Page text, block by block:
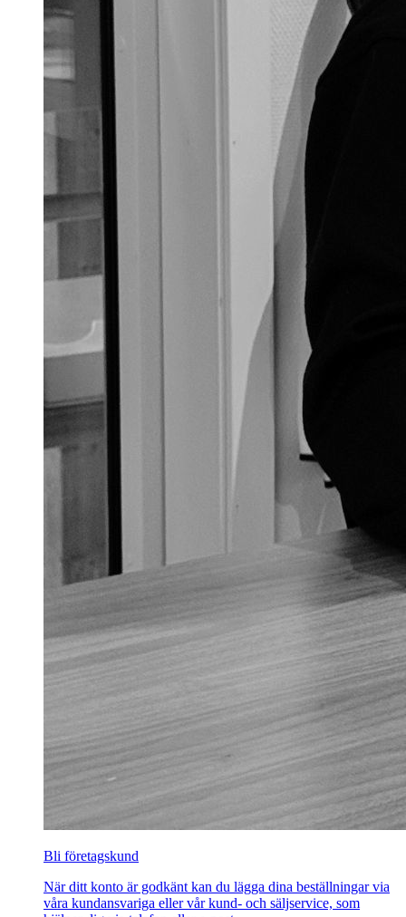
Bli företagskund
När ditt konto är godkänt kan du lägga dina beställningar via
våra kundansvariga eller vår kund- och säljservice, som